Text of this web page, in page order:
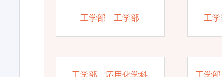
工学部 工学部 工
工学部 応用化学科 工学